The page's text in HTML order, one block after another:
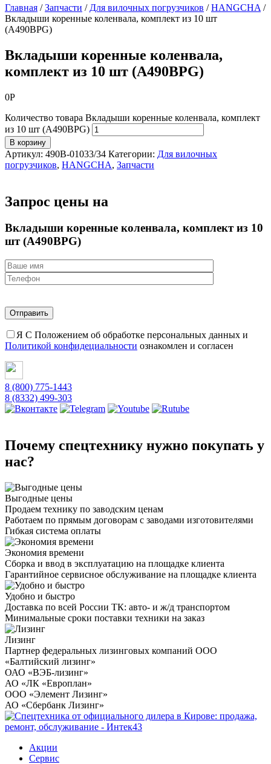
Главная /Запчасти / Для вилочных погрузчиков /HANGCHA /
Вкладыши коренные коленвала, комплект из 10 шт
(A490BPG)
Вкладыши коренные коленвала,
комплект из 10 шт (A490BPG)
0Р
Количество товара Вкладыши коренные коленвала, комплект
из 10 шт (A490BPG)
В корзину
Артикул: 490B-01033/34 Категории: Для вилочных
погрузчиков, HANGCHA, Запчасти
Запрос цены на
Вкладыши коренные коленвала, комплект из 10
шт (A490BPG)
Я С Положением об обработке персональных данных и
Политикой конфидециальности ознакомлен и согласен
8 (800) 775-1443
8 (8332) 499-303
Почему спецтехнику нужно покупать у
нас?
Выгодные цены
Продаем технику по заводским ценам
Работаем по прямым договорам с заводами изготовителями
Гибкая система оплаты
Экономия времени
Сборка и ввод в эксплуатацию на площадке клиента
Гарантийное сервисное обслуживание на площадке клиента
Удобно и быстро
Доставка по всей России ТК: авто- и ж/д транспортом
Минимальные сроки поставки техники на заказ
Лизинг
Партнер федеральных лизинговых компаний ООО
«Балтийский лизинг»
ОАО «ВЭБ-лизинг»
АО «ЛК «Европлан»
ООО «Элемент Лизинг»
АО «Сбербанк Лизинг»
Акции
Сервис